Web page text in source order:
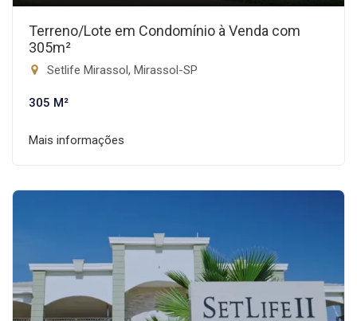
Terreno/Lote em Condomínio à Venda com
305m²
Setlife Mirassol, Mirassol-SP
305 M²
Mais informações